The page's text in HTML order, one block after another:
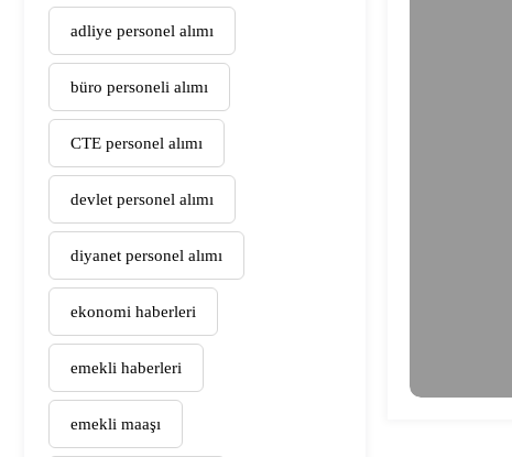
adliye personel alımı
büro personeli alımı
CTE personel alımı
devlet personel alımı
diyanet personel alımı
ekonomi haberleri
emekli haberleri
emekli maaşı